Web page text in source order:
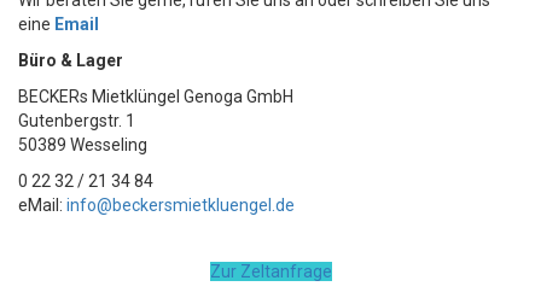
eine Email
Büro & Lager
BECKERs Mietklüngel Genoga GmbH
Gutenbergstr. 1
50389 Wesseling
0 22 32 / 21 34 84
eMail: info@beckersmietkluengel.de
Zur Zeltanfrage